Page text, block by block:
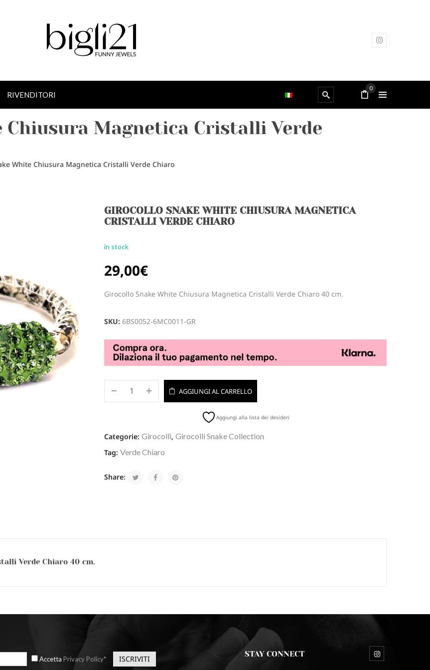
RIVENDITORI
0
Chiusura Magnetica Cristalli Verde
White Chiusura Magnetica Cristalli Verde Chiaro
GIROCOLLO SNAKE WHITE CHIUSURA MAGNETICA
CRISTALLI VERDE CHIARO
in stock
29,00€
Girocollo Snake White Chiusura Magnetica Cristalli Verde Chiaro 40 cm.
SKU:6BS0052-6MC0011-GR
AGGIUNGI AL CARRELLO
Aggiungi alla lista dei desideri
Categorie:Girocolli,Girocolli Snake Collection
Tag:Verde Chiaro
Share:
Verde Chiaro 40 cm.
Accetta Privacy Policy*
STAY CONNECT